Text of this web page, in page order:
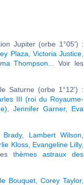
Jupiter (orbe 1°05') :
Plaza Victoria Justice
Thompson ... Voir les
Saturne (orbe 1°12') :
III (roi du Royaume-
,Jennifer Garner, Eva
Brady, Lambert Wilson
Kloss, Evangeline Lilly,
thèmes astraux des
Bouquet, Corey Taylor,